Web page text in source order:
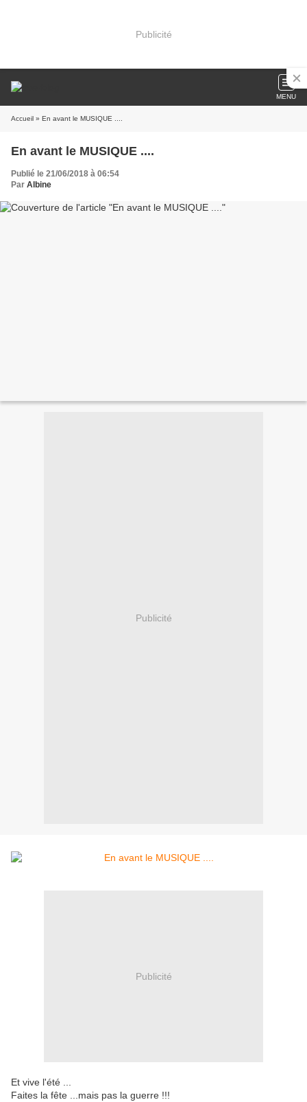
Publicité
MENU
Accueil » En avant le MUSIQUE ....
En avant le MUSIQUE ....
Publié le 21/06/2018 à 06:54
Par Albine
Publicité
Publicité
Et vive l'été ...
Faites la fête ...mais pas la guerre !!!